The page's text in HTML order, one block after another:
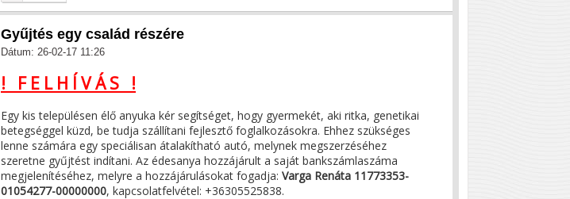
Gyűjtés egy család részére
Dátum: 26-02-17 11:26
! F E L H Í V Á S !
Egy kis településen élő anyuka kér segítséget, hogy gyermekét, aki ritka, genetikai
betegséggel küzd, be tudja szállítani fejlesztő foglalkozásokra. Ehhez szükséges
lenne számára egy speciálisan átalakítható autó, melynek megszerzéséhez
szeretne gyűjtést indítani. Az édesanya hozzájárult a saját bankszámlaszáma
megjelenítéséhez, melyre a hozzájárulásokat fogadja: Varga Renáta 11773353-
01054277-00000000, kapcsolatfelvétel: +36305525838.